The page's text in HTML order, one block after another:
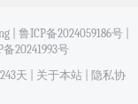
| 鲁ICP备2024059186号
备20241993号
天 | 关于本站
隐私协